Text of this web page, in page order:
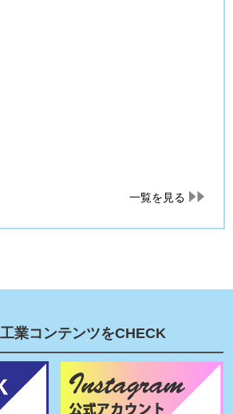
一覧を見る
業コンテンツをCHECK